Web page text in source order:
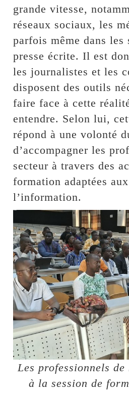
grande vitesse,
réseaux sociaux, les
parfois même dans les
presse écrite. Il est
les journalistes et les
disposent des outils
faire face à cette
entendre. Selon lui,
répond à une volonté
d’accompagner les
secteur à travers des
formation adaptées
l’information.
Les professionnels de
à la session de